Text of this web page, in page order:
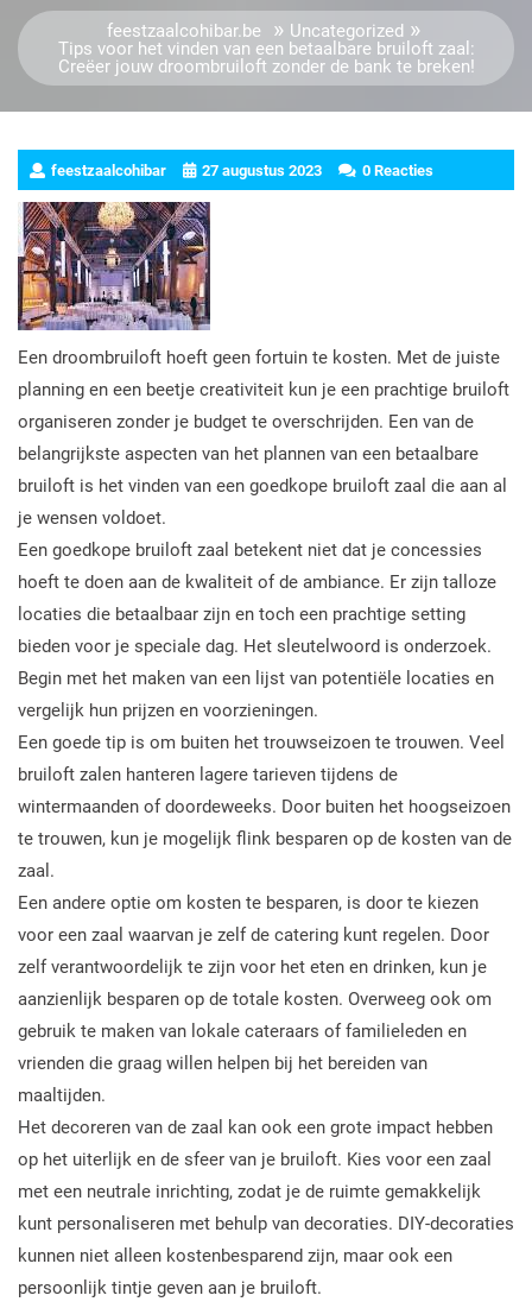
feestzaalcohibar.be » Uncategorized»
Tips voor het vinden van een betaalbare bruiloft zaal:
Creëer jouw droombruiloft zonder de bank te breken!
feestzaalcohibar 27 augustus 2023 0 Reacties
Een droombruiloft hoeft geen fortuin te kosten. Met de juiste
planning en een beetje creativiteit kun je een prachtige bruiloft
organiseren zonder je budget te overschrijden. Een van de
belangrijkste aspecten van het plannen van een betaalbare
bruiloft is het vinden van een goedkope bruiloft zaal die aan al
je wensen voldoet.
Een goedkope bruiloft zaal betekent niet dat je concessies
hoeft te doen aan de kwaliteit of de ambiance. Er zijn talloze
locaties die betaalbaar zijn en toch een prachtige setting
bieden voor je speciale dag. Het sleutelwoord is onderzoek.
Begin met het maken van een lijst van potentiële locaties en
vergelijk hun prijzen en voorzieningen.
Een goede tip is om buiten het trouwseizoen te trouwen. Veel
bruiloft zalen hanteren lagere tarieven tijdens de
wintermaanden of doordeweeks. Door buiten het hoogseizoen
te trouwen, kun je mogelijk flink besparen op de kosten van de
zaal.
Een andere optie om kosten te besparen, is door te kiezen
voor een zaal waarvan je zelf de catering kunt regelen. Door
zelf verantwoordelijk te zijn voor het eten en drinken, kun je
aanzienlijk besparen op de totale kosten. Overweeg ook om
gebruik te maken van lokale cateraars of familieleden en
vrienden die graag willen helpen bij het bereiden van
maaltijden.
Het decoreren van de zaal kan ook een grote impact hebben
op het uiterlijk en de sfeer van je bruiloft. Kies voor een zaal
met een neutrale inrichting, zodat je de ruimte gemakkelijk
kunt personaliseren met behulp van decoraties. DIY-decoraties
kunnen niet alleen kostenbesparend zijn, maar ook een
persoonlijk tintje geven aan je bruiloft.